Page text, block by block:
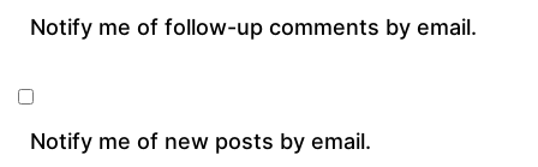
Notify me of follow-up comments by email.
Notify me of new posts by email.